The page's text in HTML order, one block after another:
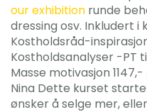
our exhibition runde
dressing osv. Inkludert
Kostholdsråd-
Kostholdsanalyser -PT
Masse motivasjon
Nina Dette kurset
ønsker å selge mer,